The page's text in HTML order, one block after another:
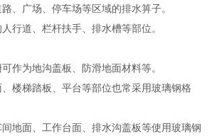
、广场、停车场等区域的排水箅子。
行道、栏杆扶手、排水槽等部位。
作为地沟盖板、防滑地面材料等。
楼梯踏板、平台等部位也常采用玻璃钢格
地面、工作台面、排水沟盖板等使用玻璃钢